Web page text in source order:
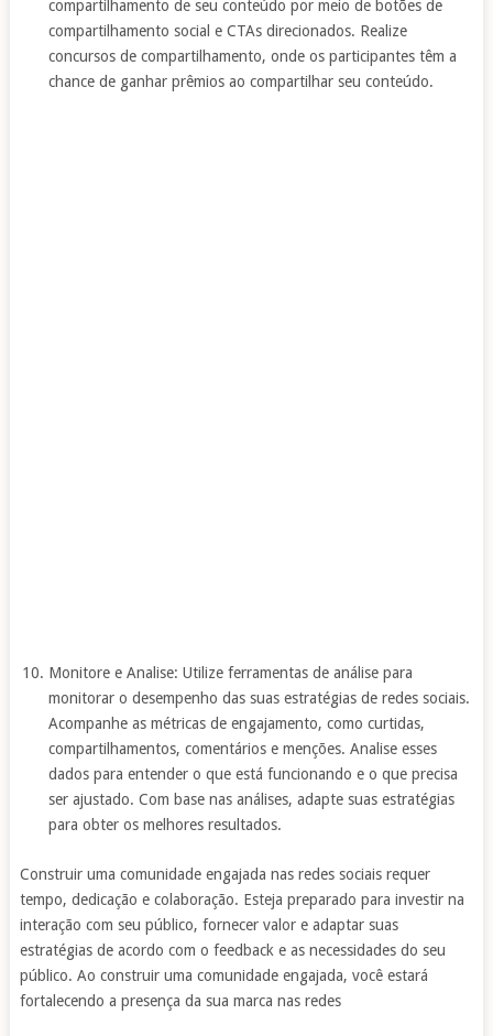
compartilhamento de seu conteúdo por meio de botões de
compartilhamento social e CTAs direcionados. Realize
concursos de compartilhamento, onde os participantes têm a
chance de ganhar prêmios ao compartilhar seu conteúdo.
Monitore e Analise: Utilize ferramentas de análise para
monitorar o desempenho das suas estratégias de redes sociais.
Acompanhe as métricas de engajamento, como curtidas,
compartilhamentos, comentários e menções. Analise esses
dados para entender o que está funcionando e o que precisa
ser ajustado. Com base nas análises, adapte suas estratégias
para obter os melhores resultados.
Construir uma comunidade engajada nas redes sociais requer
tempo, dedicação e colaboração. Esteja preparado para investir na
interação com seu público, fornecer valor e adaptar suas
estratégias de acordo com o feedback e as necessidades do seu
público. Ao construir uma comunidade engajada, você estará
fortalecendo a presença da sua marca nas redes